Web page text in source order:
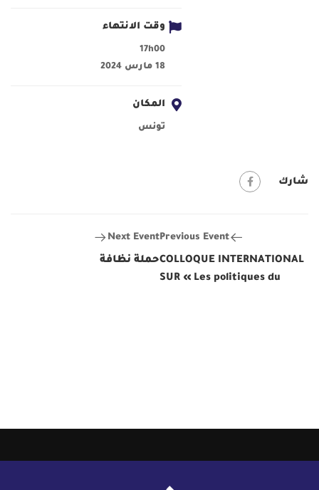
وقت الانتهاء
17h00
18 مارس 2024
المكان
تونس
شارك
Previous Event
COLLOQUE INTERNATIONAL
SUR « Les politiques du
Next Event
حملة نظافة